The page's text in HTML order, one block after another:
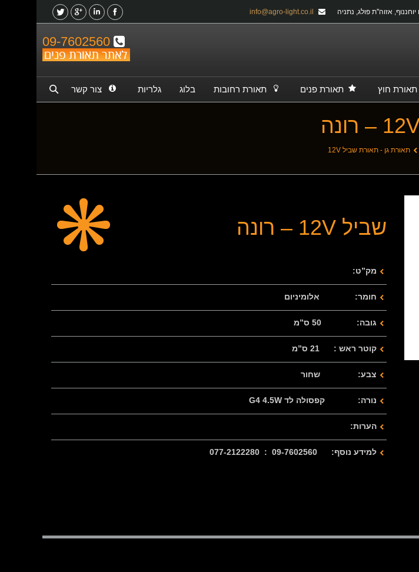
תאורת חוץ תאורת פנים תאורת רחובות בלוג גלריות צור קשר
תאורת גן - תאורת שביל 12V
שביל 12V – רונה
מק”ט:
חומר: אלומיניום
גובה: 50 ס”מ
קוטר ראש : 21 ס”מ
צבע: שחור
נורה: קפסולה לד G4 4.5W
הערות:
למידע נוסף: 09-7602560 : 077-2122280